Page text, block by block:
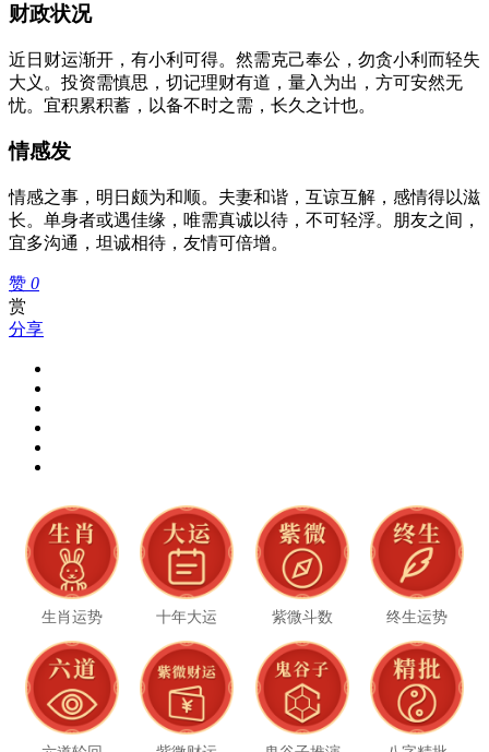
财政状况
近日财运渐开，有小利可得。然需克己奉公，勿贪小利而轻失
大义。投资需慎思，切记理财有道，量入为出，方可安然无
忧。宜积累积蓄，以备不时之需，长久之计也。
情感发
情感之事，明日颇为和顺。夫妻和谐，互谅互解，感情得以滋
长。单身者或遇佳缘，唯需真诚以待，不可轻浮。朋友之间，
宜多沟通，坦诚相待，友情可倍增。
赞 0
赏
分享
生肖运势 十年大运 紫微斗数 终生运势